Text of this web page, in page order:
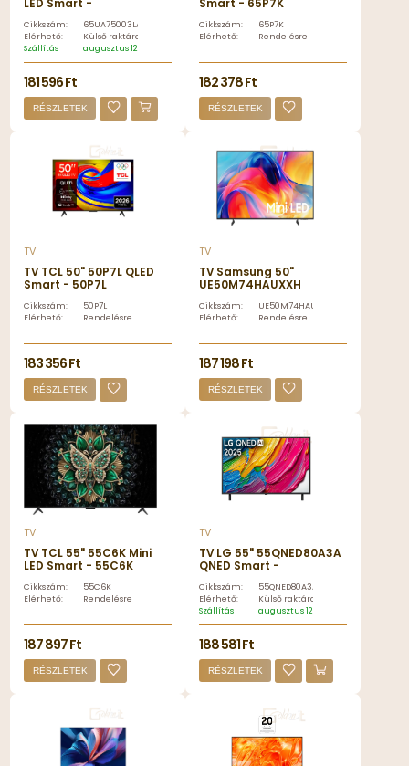
LED Smart -
Cikkszám:
65UA75003LA.AEU
Elérhető:
Külső raktáron
Szállítás
augusztus 12, szerda
181 596 Ft
RÉSZLETEK
Smart - 65P7K
Cikkszám:
65P7K
Elérhető:
Rendelésre
182 378 Ft
RÉSZLETEK
TV
TV TCL 50" 50P7L QLED
Smart - 50P7L
Cikkszám:
50P7L
Elérhető:
Rendelésre
183 356 Ft
RÉSZLETEK
TV
TV Samsung 50"
UE50M74HAUXXH
UE50M74HAUXXH
Cikkszám:
UE50M74HAUXXH
Elérhető:
Rendelésre
187 198 Ft
RÉSZLETEK
TV
TV TCL 55" 55C6K Mini
LED Smart - 55C6K
Cikkszám:
55C6K
Elérhető:
Rendelésre
187 897 Ft
RÉSZLETEK
TV
TV LG 55" 55QNED80A3A
QNED Smart -
Cikkszám:
55QNED80A3A.AEU
Elérhető:
Külső raktáron
Szállítás
augusztus 12, szerda
188 581 Ft
RÉSZLETEK